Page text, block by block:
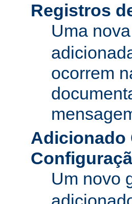
Registros
Uma
ocorrem
Adicionado
Um novo